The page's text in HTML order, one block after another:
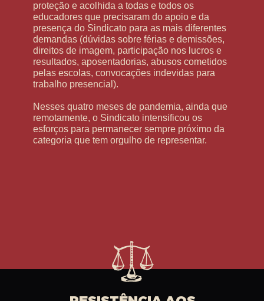
proteção e acolhida a todas e todos os
educadores que precisaram do apoio e da
presença do Sindicato para as mais diferentes
demandas (dúvidas sobre férias e demissões,
direitos de imagem, participação nos lucros e
resultados, aposentadorias, abusos cometidos
pelas escolas, convocações indevidas para
trabalho presencial).
Nesses quatro meses de pandemia, ainda que
remotamente, o Sindicato intensificou os
esforços para permanecer sempre próximo da
categoria que tem orgulho de representar.